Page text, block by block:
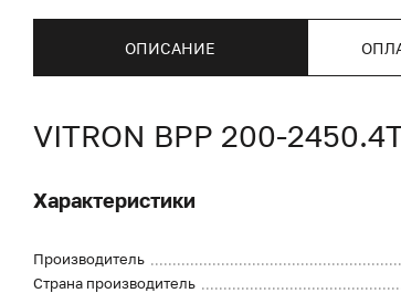
ОПИСАНИЕ
VITRON ВРР 200-
Характеристики
Производитель
Страна производитель